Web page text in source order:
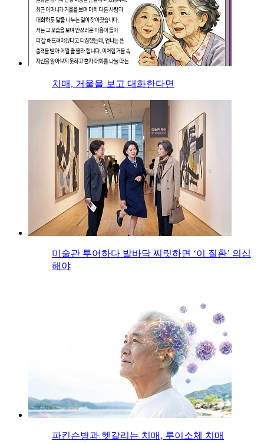
치매, 거울을 보고 대화한다면
미술관 투어하다 발바닥 찌릿하면 ‘이 질환’ 의심
해야
파킨슨병과 헷갈리는 치매, 루이소체 치매